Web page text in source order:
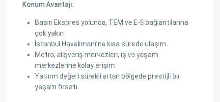
Konum Avantajı:
Basın Ekspres yolunda, TEM ve E-5 bağlantılarına
çok yakın
İstanbul Havalimanı’na kısa sürede ulaşım
Metro, alışveriş merkezleri, iş ve yaşam
merkezlerine kolay erişim
Yatırım değeri sürekli artan bölgede prestijli bir
yaşam fırsatı